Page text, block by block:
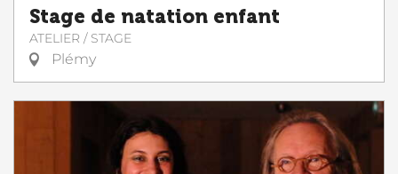
Stage de natation enfant
ATELIER / STAGE
Plémy